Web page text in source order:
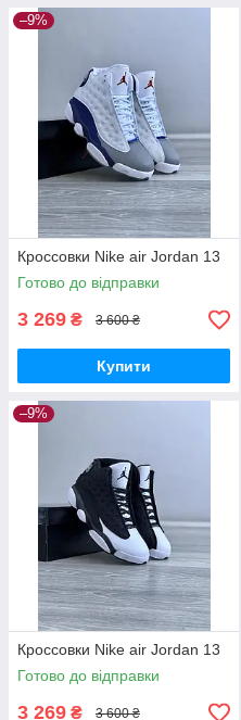
–9%
Кроссовки Nike air Jordan 13
Готово до відправки
3 269 ₴ 3 600 ₴
Купити
–9%
Кроссовки Nike air Jordan 13
Готово до відправки
3 269 ₴ 3 600 ₴